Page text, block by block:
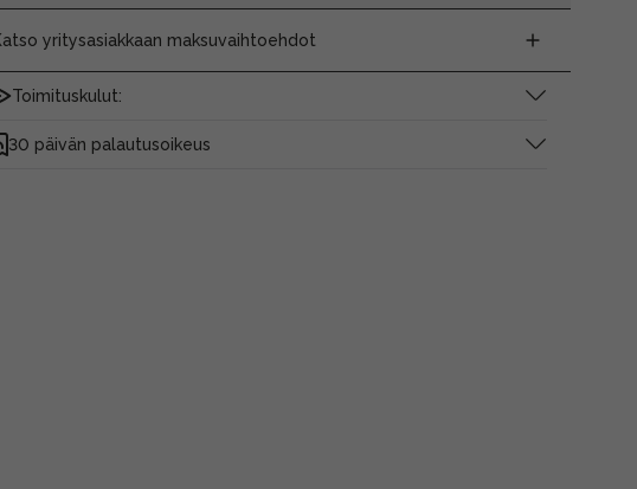
yritysasiakkaan maksuvaihtoehdot
Toimituskulut:
30 päivän palautusoikeus